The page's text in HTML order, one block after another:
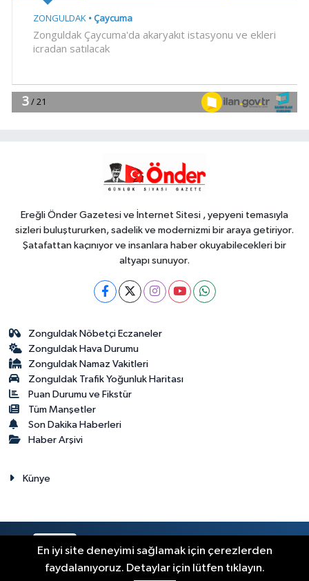
18:52Türk Tarih Kurumu'ndan tarihi
18:48 .
Ereğli Önder Gazetesi ve İnternet Sitesi , yepyeni temasıyla
sizleri buluştururken, sadelik ve modernizmi bir araya getiriyor.
Şatafattan kaçınıyor ve insanlara haber okuyabilecekleri bir
altyapı sunuyor.
Zonguldak Nöbetçi Eczaneler
Zonguldak Hava Durumu
Zonguldak Namaz Vakitleri
Zonguldak Trafik Yoğunluk Haritası
Puan Durumu ve Fikstür
Tüm Manşetler
Son Dakika Haberleri
Haber Arşivi
Künye
RSS Copyright © 2023. Her hakkı saklıdır.
En iyi site deneyimi sağlamak için çerezlerden
faydalanıyoruz. Detaylar için lütfen tıklayın.